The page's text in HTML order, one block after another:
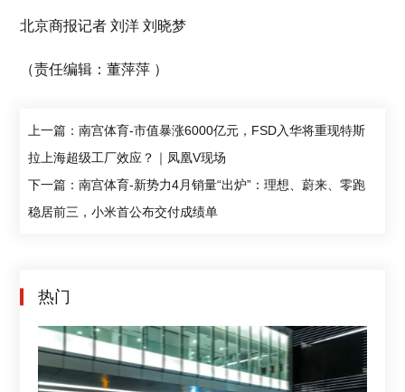
北京商报记者 刘洋 刘晓梦
（责任编辑：董萍萍 ）
上一篇：南宫体育-市值暴涨6000亿元，FSD入华将重现特斯
拉上海超级工厂效应？｜凤凰V现场
下一篇：南宫体育-新势力4月销量“出炉”：理想、蔚来、零跑
稳居前三，小米首公布交付成绩单
热门